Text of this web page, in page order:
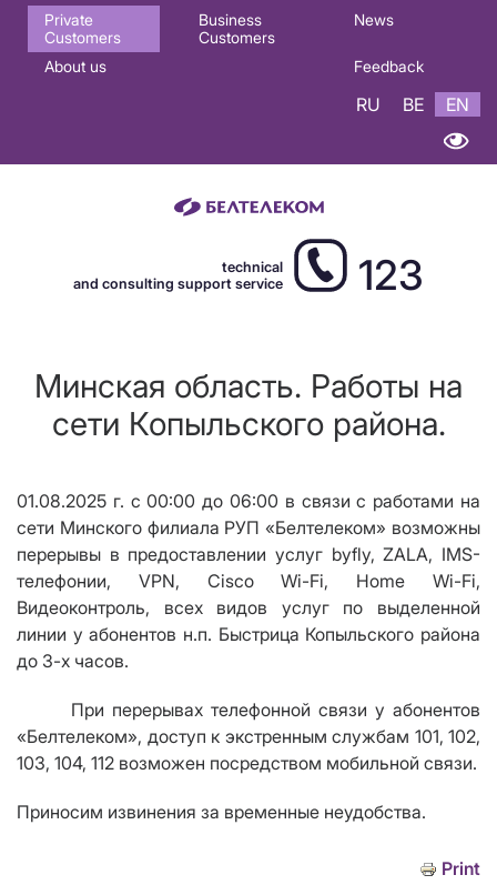
Основная
навигация
Private
Customers
Business
Customers
News
About us Feedback
RU BE EN
technical
and consulting support service
123
Минская область. Работы на
сети Копыльского района.
01.08.2025 г. с 00:00 до 06:00 в связи с работами на
сети Минского филиала РУП «Белтелеком» возможны
перерывы в предоставлении услуг byfly, ZALA, IMS-
телефонии, VPN, Cisco Wi-Fi, Home Wi-Fi,
Видеоконтроль, всех видов услуг по выделенной
линии у абонентов н.п. Быстрица Копыльского района
до 3-х часов.
При перерывах телефонной связи у абонентов
«Белтелеком», доступ к экстренным службам 101, 102,
103, 104, 112 возможен посредством мобильной связи.
Приносим извинения за временные неудобства.
Print